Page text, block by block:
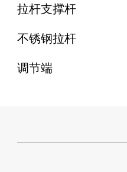
拉杆支撑杆
不锈钢拉杆
调节端